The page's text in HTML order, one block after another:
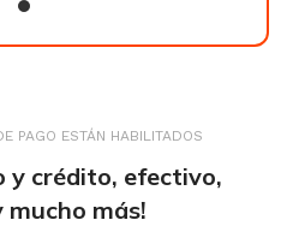
PAGO ESTÁN HABILITADOS
y crédito, efectivo,
mucho más!